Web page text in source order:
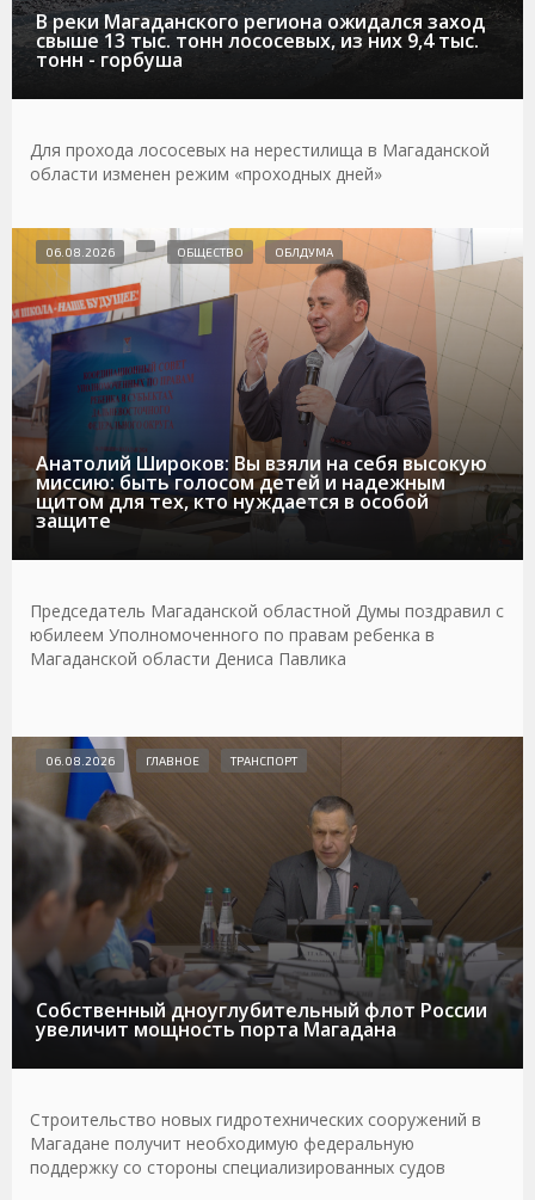
В реки Магаданского региона ожидался заход
свыше 13 тыс. тонн лососевых, из них 9,4 тыс.
тонн - горбуша
Для прохода лососевых на нерестилища в Магаданской
области изменен режим «проходных дней»
Анатолий Широков: Вы взяли на себя высокую
миссию: быть голосом детей и надежным
щитом для тех, кто нуждается в особой
защите
06.08.2026 ОБЩЕСТВО ОБЛДУМА
Председатель Магаданской областной Думы поздравил с
юбилеем Уполномоченного по правам ребенка в
Магаданской области Дениса Павлика
Собственный дноуглубительный флот России
увеличит мощность порта Магадана
06.08.2026 ГЛАВНОЕ ТРАНСПОРТ
Строительство новых гидротехнических сооружений в
Магадане получит необходимую федеральную
поддержку со стороны специализированных судов